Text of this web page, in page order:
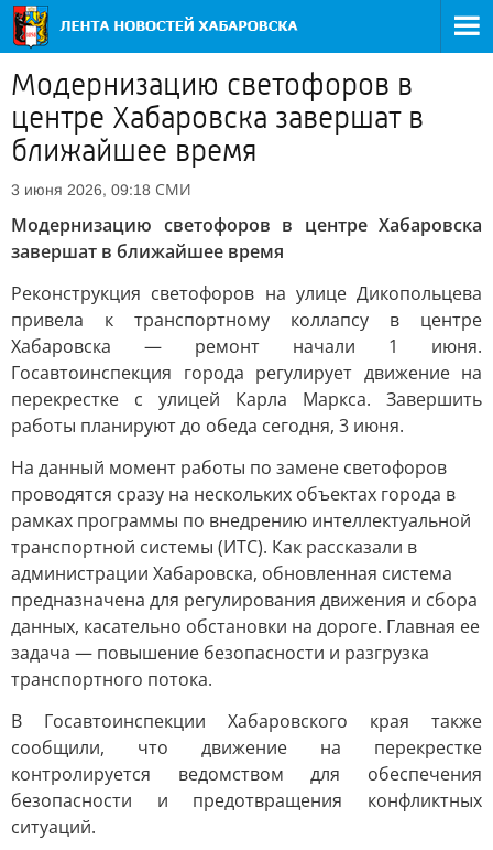
Модернизацию светофоров в
центре Хабаровска завершат в
ближайшее время
3 июня 2026, 09:18 СМИ
Модернизацию светофоров в центре Хабаровска
завершат в ближайшее время
Реконструкция светофоров на улице Дикопольцева
привела к транспортному коллапсу в центре
Хабаровска — ремонт начали 1 июня.
Госавтоинспекция города регулирует движение на
перекрестке с улицей Карла Маркса. Завершить
работы планируют до обеда сегодня, 3 июня.
На данный момент работы по замене светофоров
проводятся сразу на нескольких объектах города в
рамках программы по внедрению интеллектуальной
транспортной системы (ИТС). Как рассказали в
администрации Хабаровска, обновленная система
предназначена для регулирования движения и сбора
данных, касательно обстановки на дороге. Главная ее
задача — повышение безопасности и разгрузка
транспортного потока.
В Госавтоинспекции Хабаровского края также
сообщили, что движение на перекрестке
контролируется ведомством для обеспечения
безопасности и предотвращения конфликтных
ситуаций.